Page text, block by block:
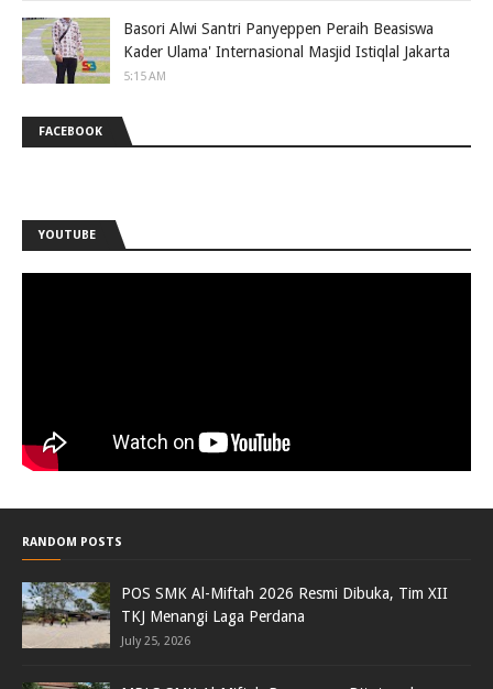
Basori Alwi Santri Panyeppen Peraih Beasiswa
Kader Ulama' Internasional Masjid Istiqlal Jakarta
5:15 AM
FACEBOOK
YOUTUBE
RANDOM POSTS
POS SMK Al-Miftah 2026 Resmi Dibuka, Tim XII
TKJ Menangi Laga Perdana
July 25, 2026